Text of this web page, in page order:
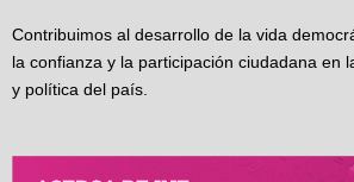
Contribuimos al desarrollo de la vida
la confianza y la participación ciudadana en
y política del país.